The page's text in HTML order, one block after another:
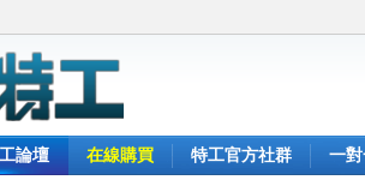
論壇 在線購買 特工官方社群 一